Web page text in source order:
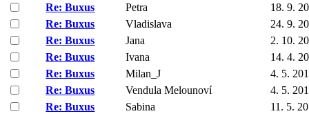
Re: Buxus
Petra
18. 9.
Re: Buxus
Vladislava
24. 9.
Re: Buxus
Jana
2. 10.
Re: Buxus
Ivana
14. 4.
Re: Buxus
Milan_J
4. 5.
Re: Buxus
Vendula Melounoví
4. 5.
Re: Buxus
Sabina
11. 5.